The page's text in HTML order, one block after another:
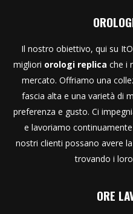
Il nostro obiettivo, qui su
migliori orologi replica che i
mercato. Offriamo una
fascia alta e una varietà di
preferenza e gusto. Ci
e lavoriamo
nostri clienti possano avere
trovando i
ORE